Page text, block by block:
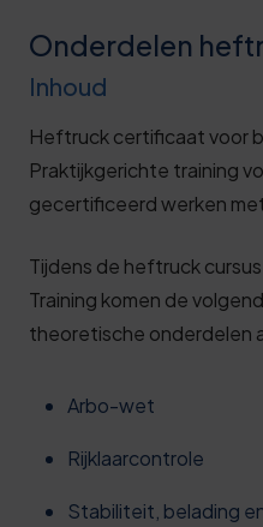
Onderdelen
Inhoud
Heftruck certificaat voor
Praktijkgerichte training
gecertificeerd werken
Tijdens de heftruck
Training komen de
theoretische onderdelen
Arbo-wet
Rijklaarcontrole
Stabiliteit, belading